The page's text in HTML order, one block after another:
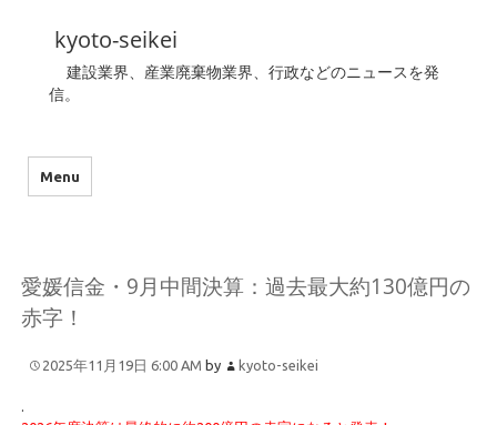
kyoto-seikei
建設業界、産業廃棄物業界、行政などのニュースを発
信。
Menu
愛媛信金・9月中間決算：過去最大約130億円の
赤字！
2025年11月19日 6:00 AM by kyoto-seikei
.